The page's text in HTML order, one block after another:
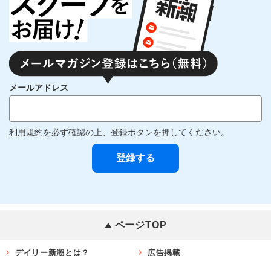
メールアドレス
利用規約を必ず確認の上、登録ボタンを押してください。
ページTOP
デイリー新潮とは？ 広告掲載